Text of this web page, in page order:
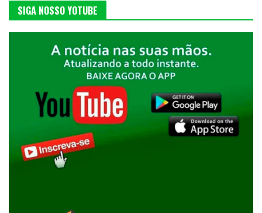
SIGA NOSSO YOTUBE